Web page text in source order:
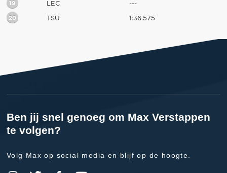
19 LEC ---
20 TSU 1:36.575
Ben jij snel genoeg om Max Verstappen
te volgen?
Volg Max op social media en blijf op de hoogte.